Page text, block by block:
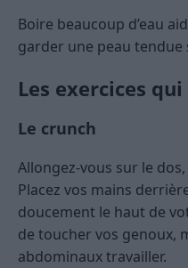
Boire beaucoup d’eau
garder une peau tendue
Les exercices
Le crunch
Allongez-vous sur le
Placez vos mains
doucement le haut de
de toucher vos genoux,
abdominaux travailler.